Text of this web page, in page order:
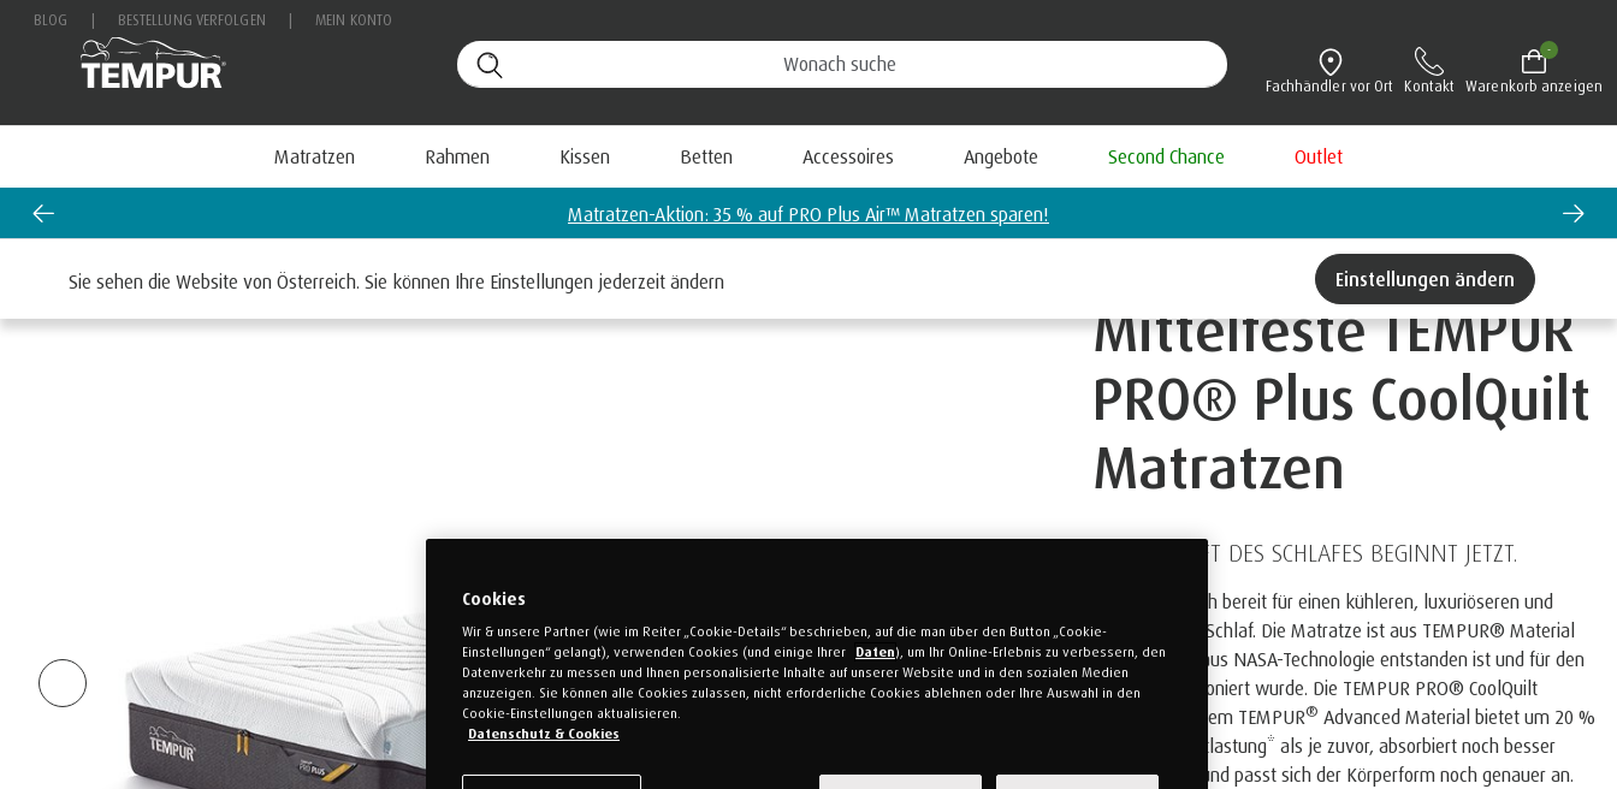
BLOG BESTELLUNG VERFOLGEN MEIN KONTO
Fachhändler vor Ort Kontakt Warenkorb anzeigen
-
Matratzen Rahmen Kissen Betten Accessoires Angebote Second Chance Outlet
Matratzen-Aktion: 35 % auf PRO Plus Air™ Matratzen sparen!
Sie sehen die Website von Österreich. Sie können Ihre Einstellungen jederzeit ändern Einstellungen ändern
Mittelfeste TEMPUR
PRO® Plus CoolQuilt
Matratzen
DIE ZUKUNFT DES SCHLAFES BEGINNT JETZT.
Machen Sie sich bereit für einen kühleren, luxuriöseren und
erholsameren Schlaf. Die Matratze ist aus TEMPUR® Material
gefertigt, das aus NASA-Technologie entstanden ist und für den
Schlaf perfektioniert wurde. Die TEMPUR PRO® CoolQuilt
Matratze mit dem TEMPUR® Advanced Material bietet um 20 %
mehr Druckentlastung* als je zuvor, absorbiert noch besser
Bewegungen und passt sich der Körperform noch genauer an.
Cookies
Wir & unsere Partner (wie im Reiter „Cookie-Details“ beschrieben, auf die man über den Button „Cookie-
Einstellungen“ gelangt), verwenden Cookies (und einige Ihrer
Daten), um Ihr Online-Erlebnis zu verbessern, den
Datenverkehr zu messen und Ihnen personalisierte Inhalte auf unserer Website und in den sozialen Medien
anzuzeigen. Sie können alle Cookies zulassen, nicht erforderliche Cookies ablehnen oder Ihre Auswahl in den
Cookie-Einstellungen aktualisieren.
Datenschutz & Cookies